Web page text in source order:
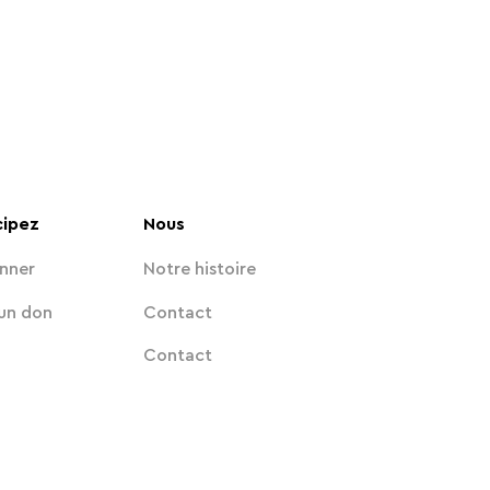
don
Nous
Notre histoire
Contact
Contact